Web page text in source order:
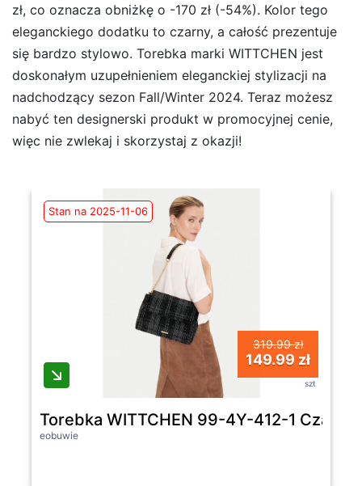
zł, co oznacza obniżkę o -170 zł (-54%). Kolor tego
eleganckiego dodatku to czarny, a całość prezentuje
się bardzo stylowo. Torebka marki WITTCHEN jest
doskonałym uzupełnieniem eleganckiej stylizacji na
nadchodzący sezon Fall/Winter 2024. Teraz możesz
nabyć ten designerski produkt w promocyjnej cenie,
więc nie zwlekaj i skorzystaj z okazji!
Stan na 2025-11-06
319.99 zł
149.99 zł
szt
Torebka WITTCHEN 99-4Y-412-1 Czarny
eobuwie